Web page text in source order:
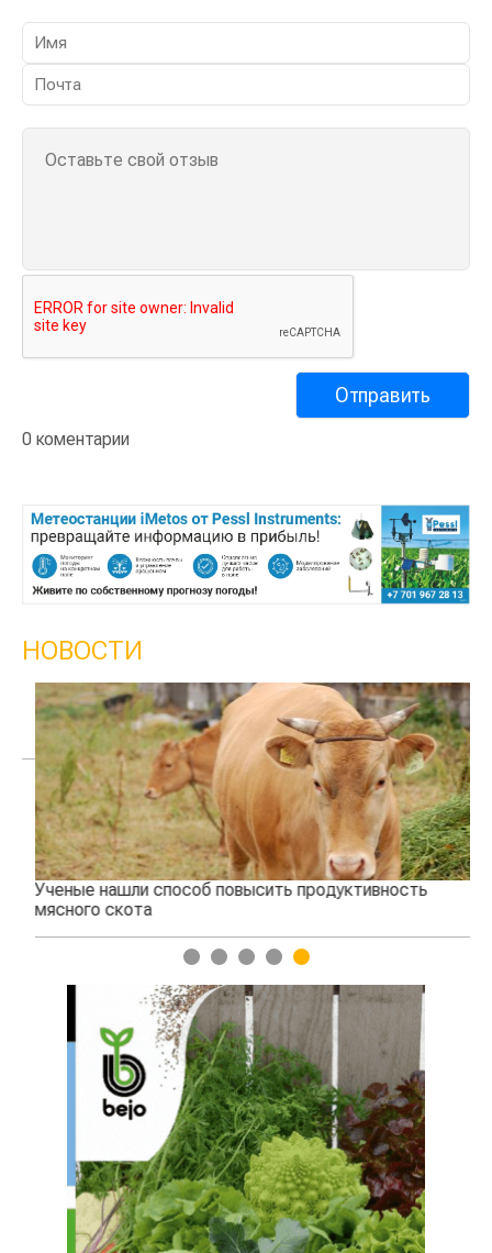
0 коментарии
НОВОСТИ
Ученые нашли способ повысить продуктивность
мясного скота
1 2 3 4 5